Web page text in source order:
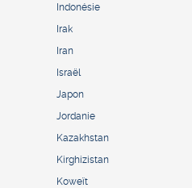
Indonésie
Irak
Iran
Israël
Japon
Jordanie
Kazakhstan
Kirghizistan
Koweït